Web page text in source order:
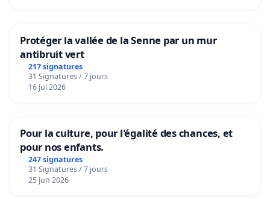
Protéger la vallée de la Senne par un mur
antibruit vert
217 signatures
31 Signatures / 7 jours
16 Jul 2026
Pour la culture, pour l'égalité des chances, et
pour nos enfants.
247 signatures
31 Signatures / 7 jours
25 Jun 2026